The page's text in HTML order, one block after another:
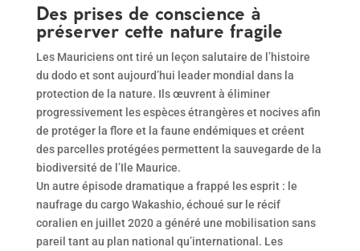
Des prises de conscience à
préserver cette nature fragile
Les Mauriciens ont tiré un leçon salutaire de l’histoire
du dodo et sont aujourd’hui leader mondial dans la
protection de la nature. Ils œuvrent à éliminer
progressivement les espèces étrangères et nocives afin
de protéger la flore et la faune endémiques et créent
des parcelles protégées permettent la sauvegarde de la
biodiversité de l’Ile Maurice.
Un autre épisode dramatique a frappé les esprit : le
naufrage du cargo Wakashio, échoué sur le récif
coralien en juillet 2020 a généré une mobilisation sans
pareil tant au plan national qu’international. Les